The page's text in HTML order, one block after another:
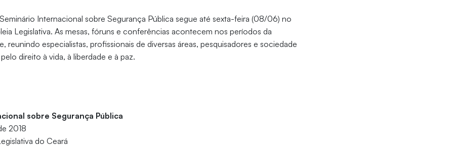
Internacional sobre Segurança Pública segue até sexta-feira (08/06) no
Legislativa. As mesas, fóruns e conferências acontecem nos períodos da
reunindo especialistas, profissionais de diversas áreas, pesquisadores e sociedade
direito à vida, à liberdade e à paz.
sobre Segurança Pública
2018
do Ceará